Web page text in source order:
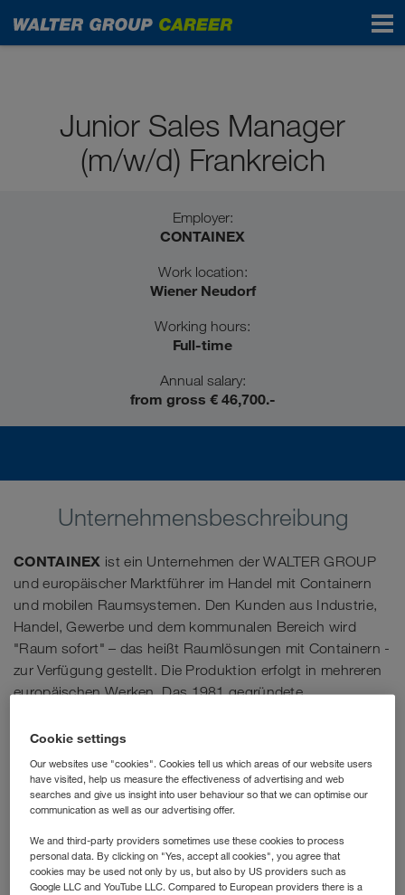
Pupils / School graduates
Junior Sales Manager
(m/w/d) Frankreich
Employer:
CONTAINEX
Work location:
Wiener Neudorf
Working hours:
Full-time
Annual salary:
from gross € 46,700.-
Unternehmensbeschreibung
CONTAINEX ist ein Unternehmen der WALTER GROUP
und europäischer Marktführer im Handel mit Containern
und mobilen Raumsystemen. Den Kunden aus Industrie,
Handel, Gewerbe und dem kommunalen Bereich wird
"Raum sofort" – das heißt Raumlösungen mit Containern -
zur Verfügung gestellt. Die Produktion erfolgt in mehreren
europäischen Werken. Das 1981 gegründete
traditionelle Werte mit einem modernen Management und
Expansionsgeist.
Als Junior Sales Manager (m/w/d) lernst du von den Profis,
hast die Möglichkeit, dich praxisnah deinen Stärken
entsprechend zu entwickeln und langfristig ein Profi im
Sales Management zu werden. Wir unterstützen dich
dabei!
Cookie settings
Our websites use "cookies". Cookies tell us which areas of our website users
have visited, help us measure the effectiveness of advertising and web
searches and give us insight into user behaviour so that we can optimise our
communication as well as our advertising offer.
We and third-party providers sometimes use these cookies to process
personal data. By clicking on "Yes, accept all cookies", you agree that
cookies may be used not only by us, but also by US providers such as
Google LLC and YouTube LLC. Compared to European providers there is a